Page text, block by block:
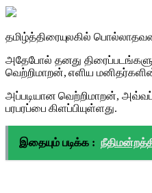
தமிழ்த்திரையுலகில்
அதேபோல் தனது
வெற்றிமாறன், எளிய
அப்படியான வெற்றிமாறன்,
பரபரப்பை கிளப்பியுள்ளது.
இதையும் படிக்க :